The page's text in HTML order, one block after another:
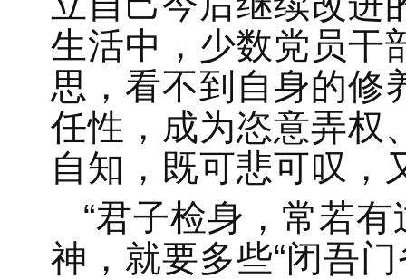
生活中，少数党员干
思，看不到自身的修
任性，成为恣意弄权
自知，既可悲可叹，
“君子检身，常若
神，就要多些“闭吾